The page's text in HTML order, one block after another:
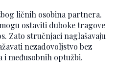
ličnih osobina partnera.
ostaviti duboke tragove
Zato stručnjaci naglašavaju
nezadovoljstvo bez
i međusobnih optužbi.